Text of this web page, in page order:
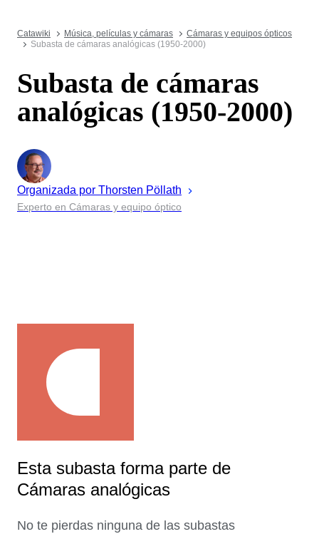
Catawiki Música, películas y cámaras
Cámaras y equipos ópticos
Subasta de cámaras analógicas (1950-2000)
Subasta de cámaras
analógicas (1950-2000)
Organizada por Thorsten Pöllath
Experto en Cámaras y equipo óptico
Esta subasta forma parte de
Cámaras analógicas
No te pierdas ninguna de las subastas